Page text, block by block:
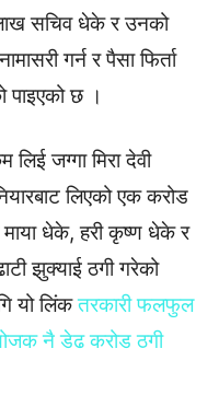
सचिव धेके र उनको
गर्न र पैसा फिर्ता
पाइएको छ ।
जग्गा मिरा देवी
लिएको एक करोड
माया धेके, हरी कृष्ण धेके र
झुक्याई ठगी गरेको
यो लिंकतरकारी फलफुल
नै डेढ करोड ठगी